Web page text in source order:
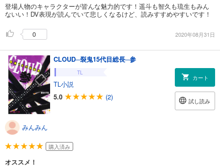
登場人物のキャラクターが皆んな魅力的です！遥斗も智久も琉生もみん
ないい！DV表現が読んでいて悲しくなるけど、読みすすめやすいです！
0 2020年08月31日
CLOUD─裂鬼15代目総長─参
TL
TL小説
5.0
(2)
カート
試し読み
みんみん
購入済み
オススメ！